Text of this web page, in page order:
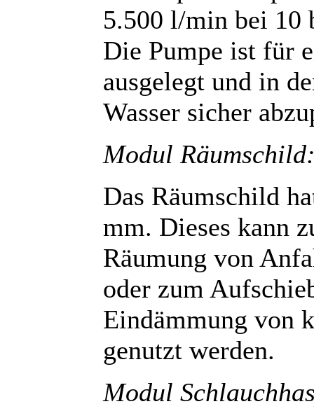
5.500 l/min bei 10
Die Pumpe ist für
ausgelegt und in
Wasser sicher
Modul
Das Räumschild
mm. Dieses kann
Räumung von
oder zum
Eindämmung von
genutzt werden.
Modul